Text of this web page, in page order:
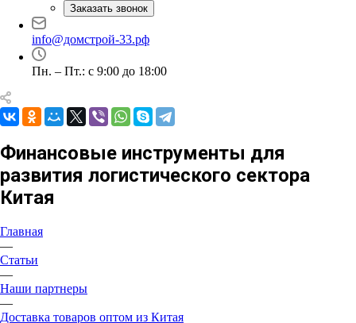
Заказать звонок
info@домстрой-33.рф
Пн. – Пт.: с 9:00 до 18:00
Финансовые инструменты для
развития логистического сектора
Китая
Главная
—
Статьи
—
Наши партнеры
—
Доставка товаров оптом из Китая